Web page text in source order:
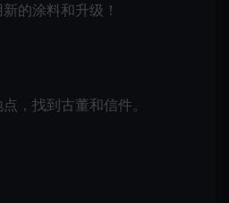
的涂料和升级！
，找到古董和信件。